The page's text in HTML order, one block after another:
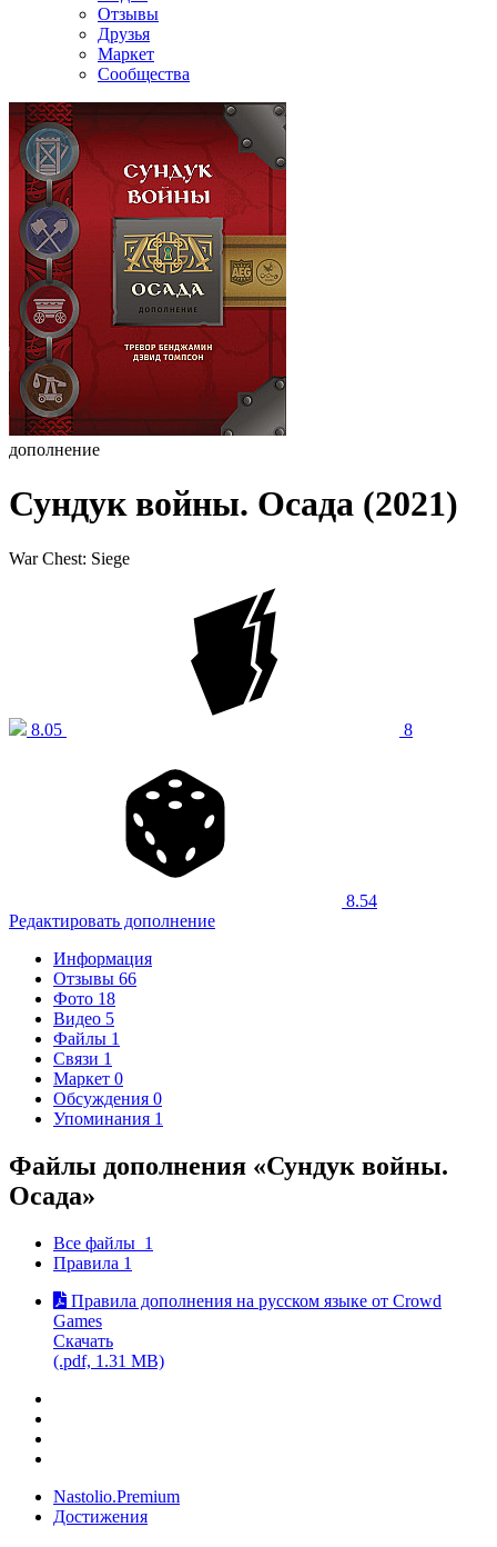
Отзывы
Друзья
Маркет
Сообщества
дополнение
Сундук войны. Осада (2021)
War Chest: Siege
8.05 8
8.54
Редактировать дополнение
Информация
Отзывы 66
Фото 18
Видео 5
Файлы 1
Связи 1
Маркет 0
Обсуждения 0
Упоминания 1
Файлы дополнения «Сундук войны.
Осада»
Все файлы 1
Правила 1
Правила дополнения на русском языке от Crowd
Games
Скачать
(.pdf, 1.31 MB)
Nastolio.Premium
Достижения